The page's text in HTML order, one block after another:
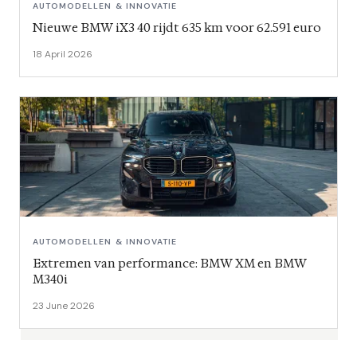
AUTOMODELLEN & INNOVATIE
Nieuwe BMW iX3 40 rijdt 635 km voor 62.591 euro
18 April 2026
AUTOMODELLEN & INNOVATIE
Extremen van performance: BMW XM en BMW
M340i
23 June 2026